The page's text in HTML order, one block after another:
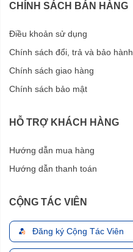
CHÍNH SÁCH BÁN HÀNG
Điều khoản sử dụng
Chính sách đổi, trả và bảo hành
Chính sách giao hàng
Chính sách bảo mật
HỖ TRỢ KHÁCH HÀNG
Hướng dẫn mua hàng
Hướng dẫn thanh toán
CỘNG TÁC VIÊN
Đăng ký Cộng Tác Viên